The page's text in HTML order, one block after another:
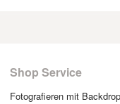
Shop Service
Fotografieren mit